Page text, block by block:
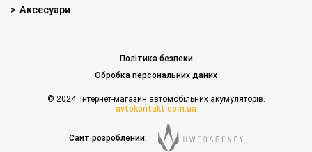
Аксесуари
Політика безпеки
Обробка персональних даних
Сайт розроблений:
© 2024. Інтернет-магазин автомобільних акумуляторів.
avtokontakt.com.ua